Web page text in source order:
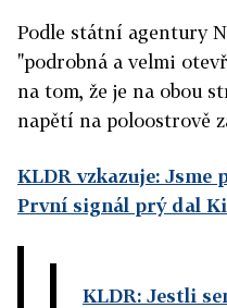
Podle státní agentury
"podrobná a velmi
na tom, že je na obou
napětí na poloostrově
KLDR vzkazuje:
První signál prý dal
KLDR: Jestli